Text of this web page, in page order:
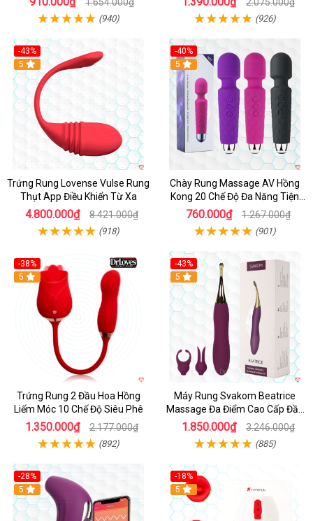
(940) (926)
-43%
Hot
5
Trứng Rung Lovense Vulse Rung
Thụt App Điều Khiển Từ Xa
4.800.000₫ 8.421.000₫
(918)
-40%
5
Chày Rung Massage AV Hồng
Kong 20 Chế Độ Đa Năng Tiện
Lợi
760.000₫ 1.267.000₫
(901)
-38%
Hot
5
Trứng Rung 2 Đầu Hoa Hồng
Liếm Móc 10 Chế Độ Siêu Phê
1.350.000₫ 2.177.000₫
(892)
-43%
Hot
5
Máy Rung Svakom Beatrice
Massage Đa Điểm Cao Cấp Đầy
Đam Mê
1.850.000₫ 3.246.000₫
(885)
-28%
Hot
5
-18%
Hot
5